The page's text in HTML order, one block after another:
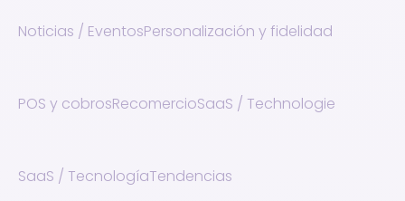
Noticias / EventosPersonalización y fidelidad
POS y cobrosRecomercioSaaS / Technologie
SaaS / TecnologíaTendencias